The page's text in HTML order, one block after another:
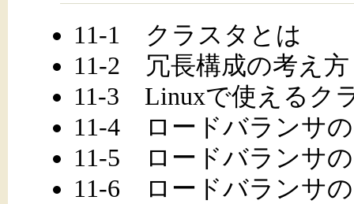
11-1 クラスタとは
11-2 冗長構成の考え方
11-3 Linuxで使えるク
11-4 ロードバランサ
11-5 ロードバランサ
11-6 ロードバランサ